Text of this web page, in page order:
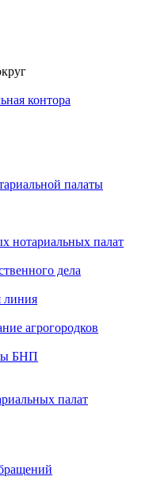
контора
палаты
нотариальных палат
дела
линия
агрогородков
БНП
палат